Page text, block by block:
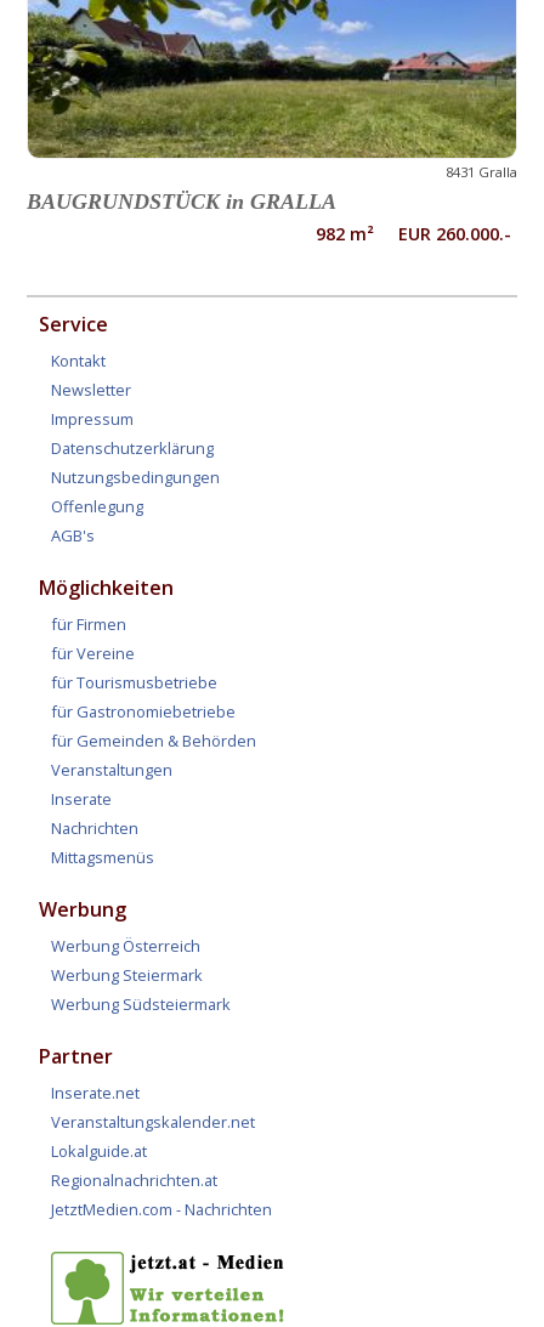
8431 Gralla
BAUGRUNDSTÜCK in GRALLA
982 m² EUR 260.000.-
Service
Kontakt
Newsletter
Impressum
Datenschutzerklärung
Nutzungsbedingungen
Offenlegung
AGB's
Möglichkeiten
für Firmen
für Vereine
für Tourismusbetriebe
für Gastronomiebetriebe
für Gemeinden & Behörden
Veranstaltungen
Inserate
Nachrichten
Mittagsmenüs
Werbung
Werbung Österreich
Werbung Steiermark
Werbung Südsteiermark
Partner
Inserate.net
Veranstaltungskalender.net
Lokalguide.at
Regionalnachrichten.at
JetztMedien.com - Nachrichten